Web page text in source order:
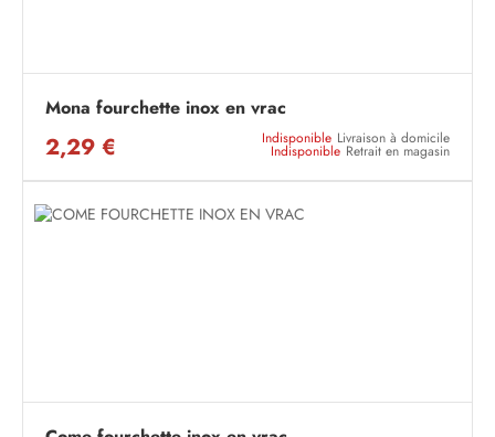
Mona fourchette inox en vrac
2,29 € Indisponible Livraison à domicile
Indisponible Retrait en magasin